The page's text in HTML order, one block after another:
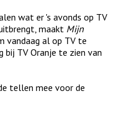
wat er 's avonds op TV
maakt Mijn
vandaag al op TV te
bij TV Oranje te zien van
tellen mee voor de